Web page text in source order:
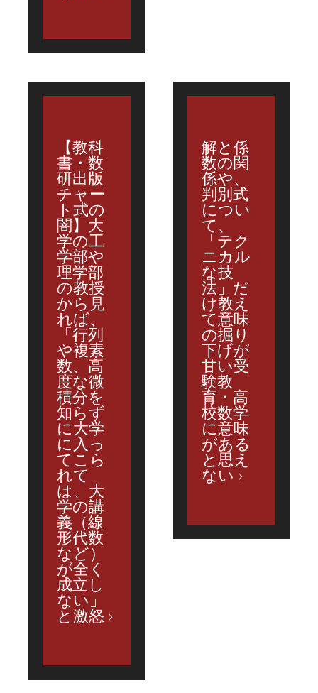
【教科
書・数
研出版
チャー
ト式の
闇】大
学の工
学部や
理学部
の教授
から見
れば、
「行列
や複素
数、高
度な微
積分を
知らず
に大学
に入っ
てこら
れて
は、大
学の講
義（線
形代数
など）
が全く
成立し
ない」
と激怒
解と係
数の関
係や、
判別式
につい
て、
「テク
ニカル
な技
法」だ
け教え
て意味
の掘り
下げが
甘い受
験教
育・高
校数学
に意味
がある
と思え
ない